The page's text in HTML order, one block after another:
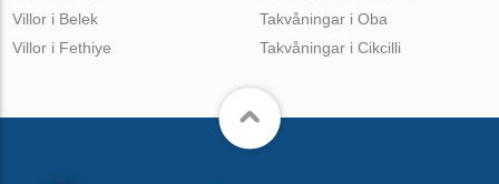
Villor i Belek
Villor i Fethiye
Takvåningar i Oba
Takvåningar i Cikcilli